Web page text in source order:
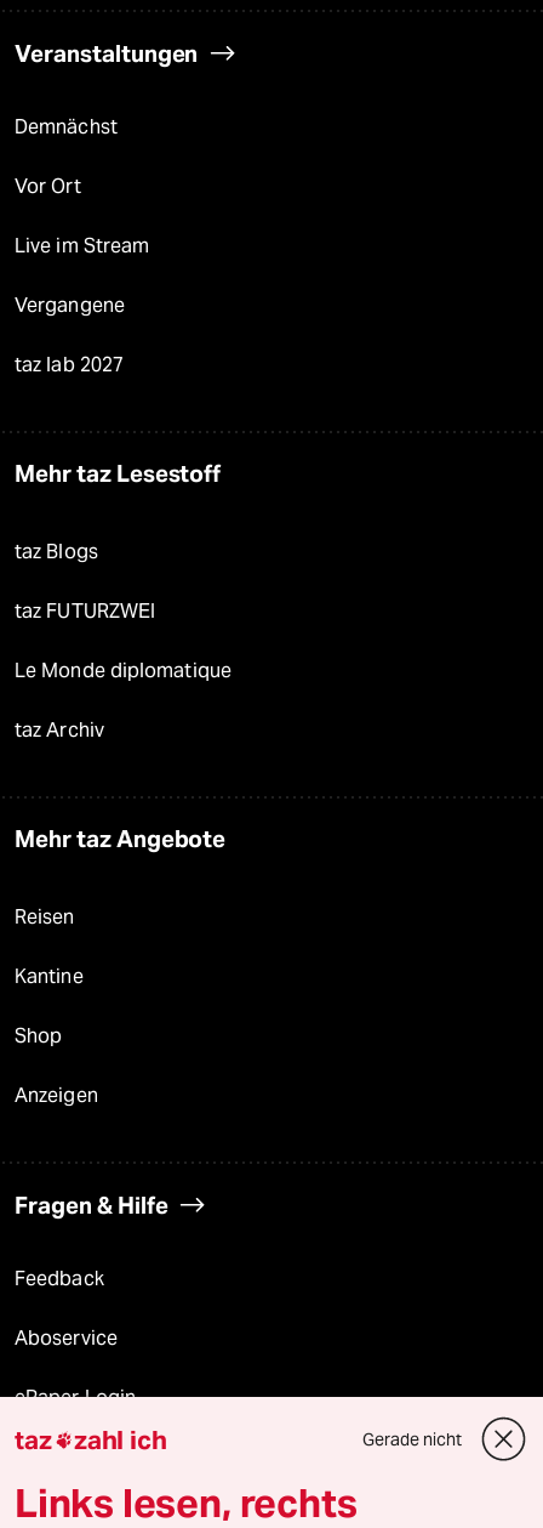
Veranstaltungen
Demnächst
Vor Ort
Live im Stream
Vergangene
taz lab 2027
Mehr taz Lesestoff
taz Blogs
taz FUTURZWEI
Le Monde diplomatique
taz Archiv
Mehr taz Angebote
Reisen
Kantine
Shop
Anzeigen
Fragen & Hilfe
Feedback
Aboservice
ePaper Login
Downloads für Abonnierende
taz zahl ich Gerade nicht
Links lesen, rechts